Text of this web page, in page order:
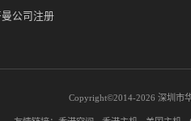
曼公司注册
Copyright©2014-2026 深圳市